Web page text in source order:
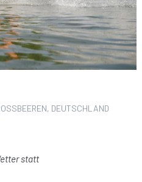
DEUTSCHLAND
statt